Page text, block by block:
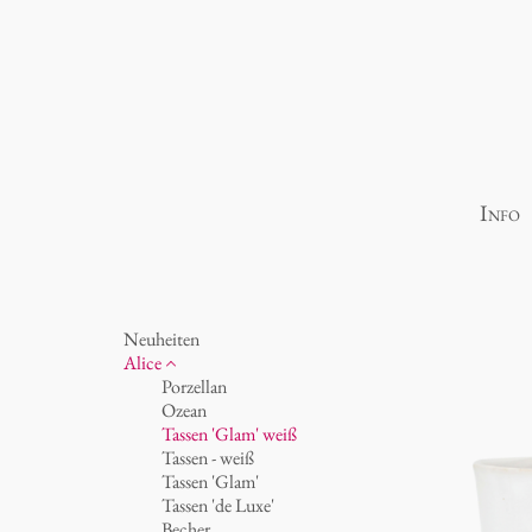
Info
Neuheiten
Alice
Porzellan
Ozean
Tassen 'Glam' weiß
Tassen - weiß
Tassen 'Glam'
Tassen 'de Luxe'